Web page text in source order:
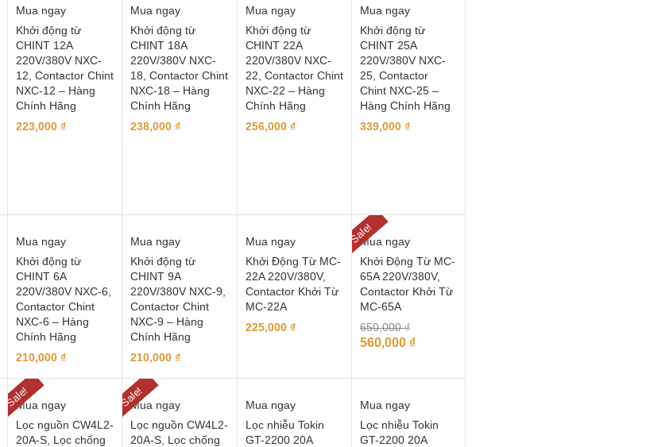
Mua ngay
Khởi động từ
CHINT 12A
220V/380V NXC-
12, Contactor Chint
NXC-12 – Hàng
Chính Hãng
223,000 ₫
Mua ngay
Khởi động từ
CHINT 18A
220V/380V NXC-
18, Contactor Chint
NXC-18 – Hàng
Chính Hãng
238,000 ₫
Mua ngay
Khởi động từ
CHINT 22A
220V/380V NXC-
22, Contactor Chint
NXC-22 – Hàng
Chính Hãng
256,000 ₫
Mua ngay
Khởi động từ
CHINT 25A
220V/380V NXC-
25, Contactor
Chint NXC-25 –
Hàng Chính Hãng
339,000 ₫
Mua ngay
Khởi động từ
CHINT 6A
220V/380V NXC-6,
Contactor Chint
NXC-6 – Hàng
Chính Hãng
210,000 ₫
Mua ngay
Khởi động từ
CHINT 9A
220V/380V NXC-9,
Contactor Chint
NXC-9 – Hàng
Chính Hãng
210,000 ₫
Mua ngay
Khởi Động Từ MC-
22A 220V/380V,
Contactor Khởi Từ
MC-22A
225,000 ₫
Sale!
Mua ngay
Khởi Động Từ MC-
65A 220V/380V,
Contactor Khởi Từ
MC-65A
650,000₫
560,000 ₫
Sale!
Mua ngay
Lọc nguồn CW4L2-
20A-S, Lọc chống
Sale!
Mua ngay
Lọc nguồn CW4L2-
20A-S, Lọc chống
Mua ngay
Lọc nhiễu Tokin
GT-2200 20A
Mua ngay
Lọc nhiễu Tokin
GT-2200 20A